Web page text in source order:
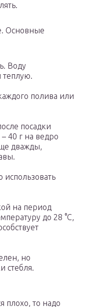
Основные
Воду
теплую.
полива или
посадки
40 г на ведро
дважды,
на период
до 28 °C,
но
стебля.
плохо, то надо